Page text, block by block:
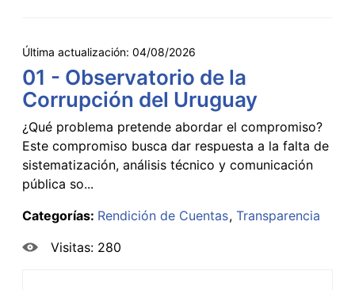
Última actualización: 04/08/2026
01 - Observatorio de la
Corrupción del Uruguay
¿Qué problema pretende abordar el compromiso?
Este compromiso busca dar respuesta a la falta de
sistematización, análisis técnico y comunicación
pública so...
Categorías: Rendición de Cuentas Transparencia
Visitas: 280